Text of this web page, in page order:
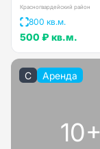
Красногвардейский район
800 кв.м.
500 ₽ кв.м.
C Аренда
10+